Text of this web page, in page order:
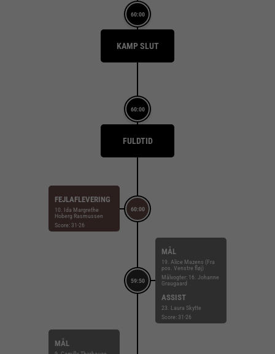
60:00
KAMP SLUT
60:00
FULDTID
60:00
FEJLAFLEVERING
10. Ida Margrethe
Hoberg Rasmussen
Score: 31-26
59:50
MÅL
19. Alice Mazens (Fra
pos. Venstre fløj)
Målvogter: 16. Johanne
Graugaard
ASSIST
23. Laura Skytte
Score: 31-26
MÅL